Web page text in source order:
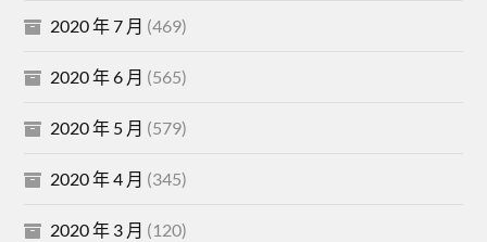
2020 年 7 月 (469)
2020 年 6 月 (565)
2020 年 5 月 (579)
2020 年 4 月 (345)
2020 年 3 月 (120)